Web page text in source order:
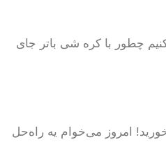
چطور با کره شی باتر جای
امروز می‌خوام یه راه‌حل